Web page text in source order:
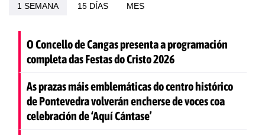
1 SEMANA 15 DÍAS MES
O Concello de Cangas presenta a programación
completa das Festas do Cristo 2026
As prazas máis emblemáticas do centro histórico
de Pontevedra volverán encherse de voces coa
celebración de ‘Aquí Cántase’